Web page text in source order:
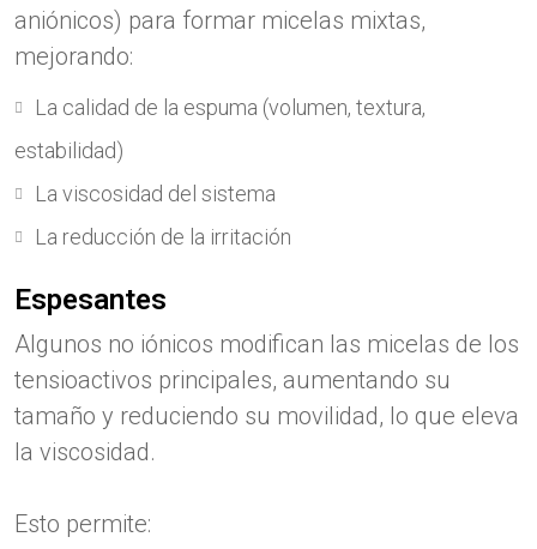
aniónicos) para formar micelas mixtas,
mejorando:
La calidad de la espuma (volumen, textura,
estabilidad)
La viscosidad del sistema
La reducción de la irritación
Espesantes
Algunos no iónicos modifican las micelas de los
tensioactivos principales, aumentando su
tamaño y reduciendo su movilidad, lo que eleva
la viscosidad.
Esto permite: